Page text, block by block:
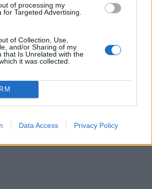
of processing my
for Targeted Advertising.
of Collection, Use,
and/or Sharing of my
that Is Unrelated with the
it was collected.
Data Access Privacy Policy